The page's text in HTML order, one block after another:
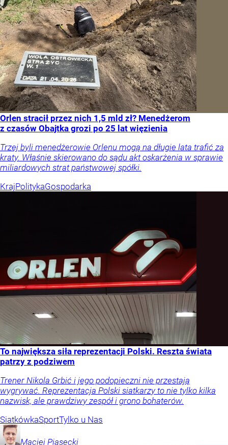
Orlen stracił przez nich 1,5 mld zł? Menedżerom
z czasów Obajtka grozi po 25 lat więzienia
Trzej byli menedżerowie Orlenu mogą na długie lata trafić za
kraty. Właśnie skierowano do sądu akt oskarżenia w sprawie
miliardowych strat państwowej spółki.
KrajPolitykaGospodarka
To największa siła reprezentacji Polski. Reszta świata
patrzy z podziwem
Trener Nikola Grbić i jego podopieczni nie przestają
wygrywać. Reprezentacja Polski siatkarzy to nie tylko kilka
nazwisk, ale prawdziwy zespół i grono bohaterów.
SiatkówkaSportTylko u Nas
Maciej Piasecki